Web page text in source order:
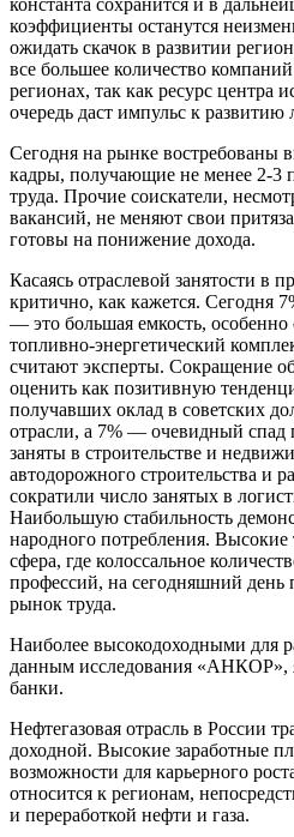
константа сохранится и в
коэффициенты останутся
ожидать скачок в развитии
все большее количество
регионах, так как ресурс центра
очередь даст импульс к
Сегодня на рынке востребованы
кадры, получающие не менее 2-3
труда. Прочие соискатели,
вакансий, не меняют свои
готовы на понижение дохода.
Касаясь отраслевой занятости в
критично, как кажется. Сегодня
— это большая емкость, особенно
топливно-энергетический
считают эксперты. Сокращение
оценить как позитивную
получавших оклад в советских
отрасли, а 7% — очевидный спад
заняты в строительстве и
автодорожного строительства и
сократили число занятых в
Наибольшую стабильность
народного потребления. Высокие
сфера, где колоссальное
профессий, на сегодняшний
рынок труда.
Наиболее высокодоходными для
данным исследования «АНКОР»,
банки.
Нефтегазовая отрасль в России
доходной. Высокие заработные
возможности для карьерного
относится к регионам,
и переработкой нефти и газа.